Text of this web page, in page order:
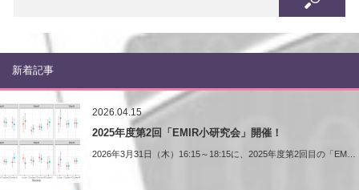
新着記事
2026.04.15
2025年度第2回「EMIR小研究会」開催！
2026年3月31日（木）16:15～18:15に、2025年度第2回目の「EM…